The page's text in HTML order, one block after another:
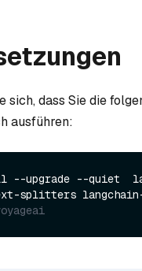
sich, dass Sie die
ausführen:
upgrade --quiet